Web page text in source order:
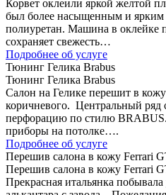
Корвет оклеили яркой желтой
был более насыщенным и ярким
полиуретан. Машина в оклейке
сохраняет свежесть…
Подробнее об услуге
Тюнинг Гелика Brabus
Тюнинг Гелика Brabus
Салон на Гелике перешит в кожу
коричневого. Центральный ряд
перфорацию по стилю BRABUS.
приборы на потолке….
Подробнее об услуге
Перешив салона в кожу Ferrari
Перешив салона в кожу Ferrari
Прекрасная итальянка